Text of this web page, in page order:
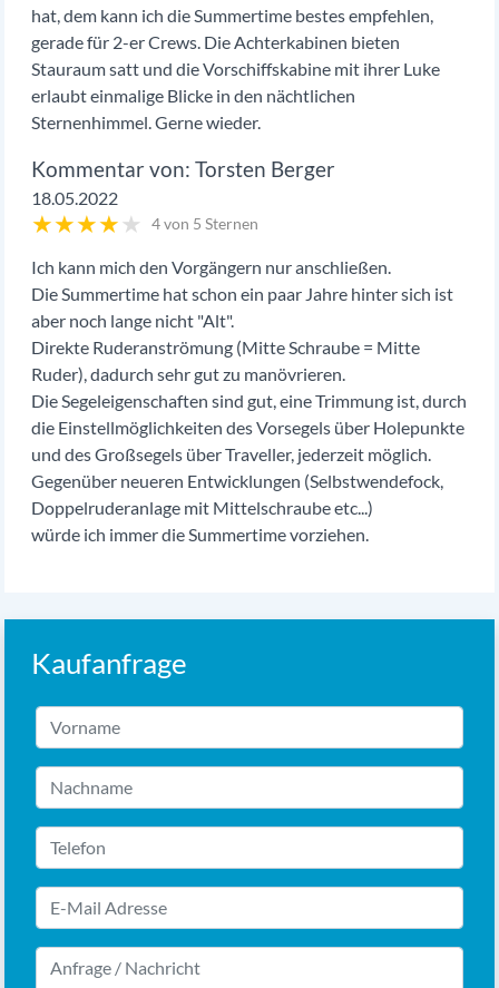
hat, dem kann ich die Summertime bestes empfehlen,
gerade für 2-er Crews. Die Achterkabinen bieten
Stauraum satt und die Vorschiffskabine mit ihrer Luke
erlaubt einmalige Blicke in den nächtlichen
Sternenhimmel. Gerne wieder.
Torsten Berger
18.05.2022
★★★★★ 4 von 5 Sternen
Ich kann mich den Vorgängern nur anschließen.
Die Summertime hat schon ein paar Jahre hinter sich ist
aber noch lange nicht "Alt".
Direkte Ruderanströmung (Mitte Schraube = Mitte
Ruder), dadurch sehr gut zu manövrieren.
Die Segeleigenschaften sind gut, eine Trimmung ist, durch
die Einstellmöglichkeiten des Vorsegels über Holepunkte
und des Großsegels über Traveller, jederzeit möglich.
Gegenüber neueren Entwicklungen (Selbstwendefock,
Doppelruderanlage mit Mittelschraube etc...)
würde ich immer die Summertime vorziehen.
Kaufanfrage